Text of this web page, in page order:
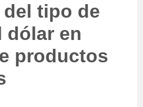
tipo de
dólar en
productos